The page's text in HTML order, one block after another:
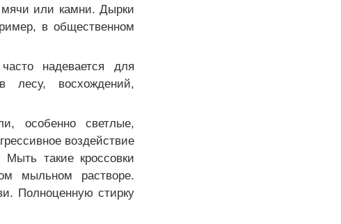
или камни. Дырки
в общественном
надевается для
лесу, восхождений,
особенно светлые,
воздействие
такие кроссовки
мыльном растворе.
Полноценную стирку